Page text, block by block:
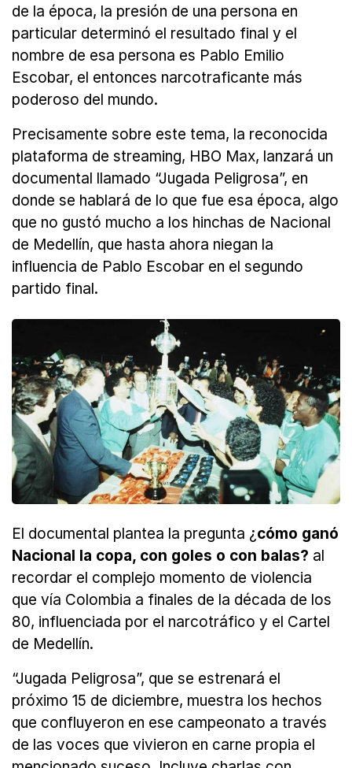
de la época, la presión de una persona en
particular determinó el resultado final y el
nombre de esa persona es Pablo Emilio
Escobar, el entonces narcotraficante más
poderoso del mundo.
Precisamente sobre este tema, la reconocida
plataforma de streaming, HBO Max, lanzará un
documental llamado “Jugada Peligrosa”, en
donde se hablará de lo que fue esa época, algo
que no gustó mucho a los hinchas de Nacional
de Medellín, que hasta ahora niegan la
influencia de Pablo Escobar en el segundo
partido final.
El documental plantea la pregunta ¿cómo ganó
Nacional la copa, con goles o con balas? al
recordar el complejo momento de violencia
que vía Colombia a finales de la década de los
80, influenciada por el narcotráfico y el Cartel
de Medellín.
“Jugada Peligrosa”, que se estrenará el
próximo 15 de diciembre, muestra los hechos
que confluyeron en ese campeonato a través
de las voces que vivieron en carne propia el